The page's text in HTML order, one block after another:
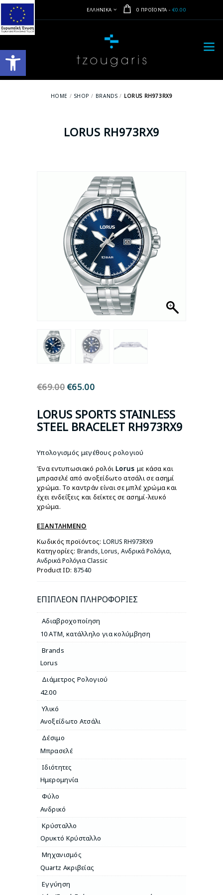
Ανοίξτε τη γραμμή εργαλείων
ΕΛΛΗΝΙΚΆ 0 ΠΡΟΪΌΝΤΑ - €0.00
HOME SHOP BRANDS LORUS RH973RX9
LORUS RH973RX9
€69.00 Original
was:
€69.00.
€65.00Η
τιμή
είναι:
€65.00.
LORUS SPORTS STAINLESS
STEEL BRACELET RH973RX9
Υπολογισμός μεγέθους ρολογιού
Ένα εντυπωσιακό ρολόι Lorus με κάσα και
μπρασελέ από ανοξείδωτο ατσάλι σε ασημί
χρώμα. Το καντράν είναι σε μπλέ χρώμα και
έχει ενδείξεις και δείκτες σε ασημί-λευκό
χρώμα.
ΕΞΑΝΤΛΗΜΈΝΟ
Κωδικός προϊόντος: LORUS RH973RX9
Κατηγορίες: Brands,Lorus, Ανδρικά Ρολόγια,
Ανδρικά Ρολόγια Classic
Product ID: 87540
ΕΠΙΠΛΈΟΝ ΠΛΗΡΟΦΟΡΊΕΣ
Αδιαβροχοποίηση
10 ATM, κατάλληλο για κολύμβηση
Brands
Lorus
Διάμετρος Ρολογιού
42.00
Υλικό
Ανοξείδωτο Ατσάλι
Δέσιμο
Μπρασελέ
Ιδιότητες
Ημερομηνία
Φύλο
Ανδρικό
Κρύσταλλο
Ορυκτό Κρύσταλλο
Μηχανισμός
Quartz Ακριβείας
Εγγύηση